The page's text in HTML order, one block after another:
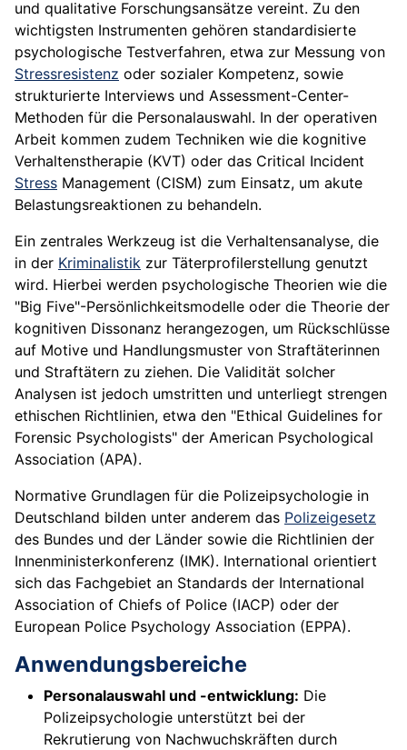
und qualitative Forschungsansätze vereint. Zu den
wichtigsten Instrumenten gehören standardisierte
psychologische Testverfahren, etwa zur Messung von
Stressresistenz oder sozialer Kompetenz, sowie
strukturierte Interviews und Assessment-Center-
Methoden für die Personalauswahl. In der operativen
Arbeit kommen zudem Techniken wie die kognitive
Verhaltenstherapie (KVT) oder das Critical Incident
Stress Management (CISM) zum Einsatz, um akute
Belastungsreaktionen zu behandeln.
Ein zentrales Werkzeug ist die Verhaltensanalyse, die
in der Kriminalistik zur Täterprofilerstellung genutzt
wird. Hierbei werden psychologische Theorien wie die
"Big Five"-Persönlichkeitsmodelle oder die Theorie der
kognitiven Dissonanz herangezogen, um Rückschlüsse
auf Motive und Handlungsmuster von Straftäterinnen
und Straftätern zu ziehen. Die Validität solcher
Analysen ist jedoch umstritten und unterliegt strengen
ethischen Richtlinien, etwa den "Ethical Guidelines for
Forensic Psychologists" der American Psychological
Association (APA).
Normative Grundlagen für die Polizeipsychologie in
Deutschland bilden unter anderem das Polizeigesetz
des Bundes und der Länder sowie die Richtlinien der
Innenministerkonferenz (IMK). International orientiert
sich das Fachgebiet an Standards der International
Association of Chiefs of Police (IACP) oder der
European Police Psychology Association (EPPA).
Anwendungsbereiche
Personalauswahl und -entwicklung: Die
Polizeipsychologie unterstützt bei der
Rekrutierung von Nachwuchskräften durch